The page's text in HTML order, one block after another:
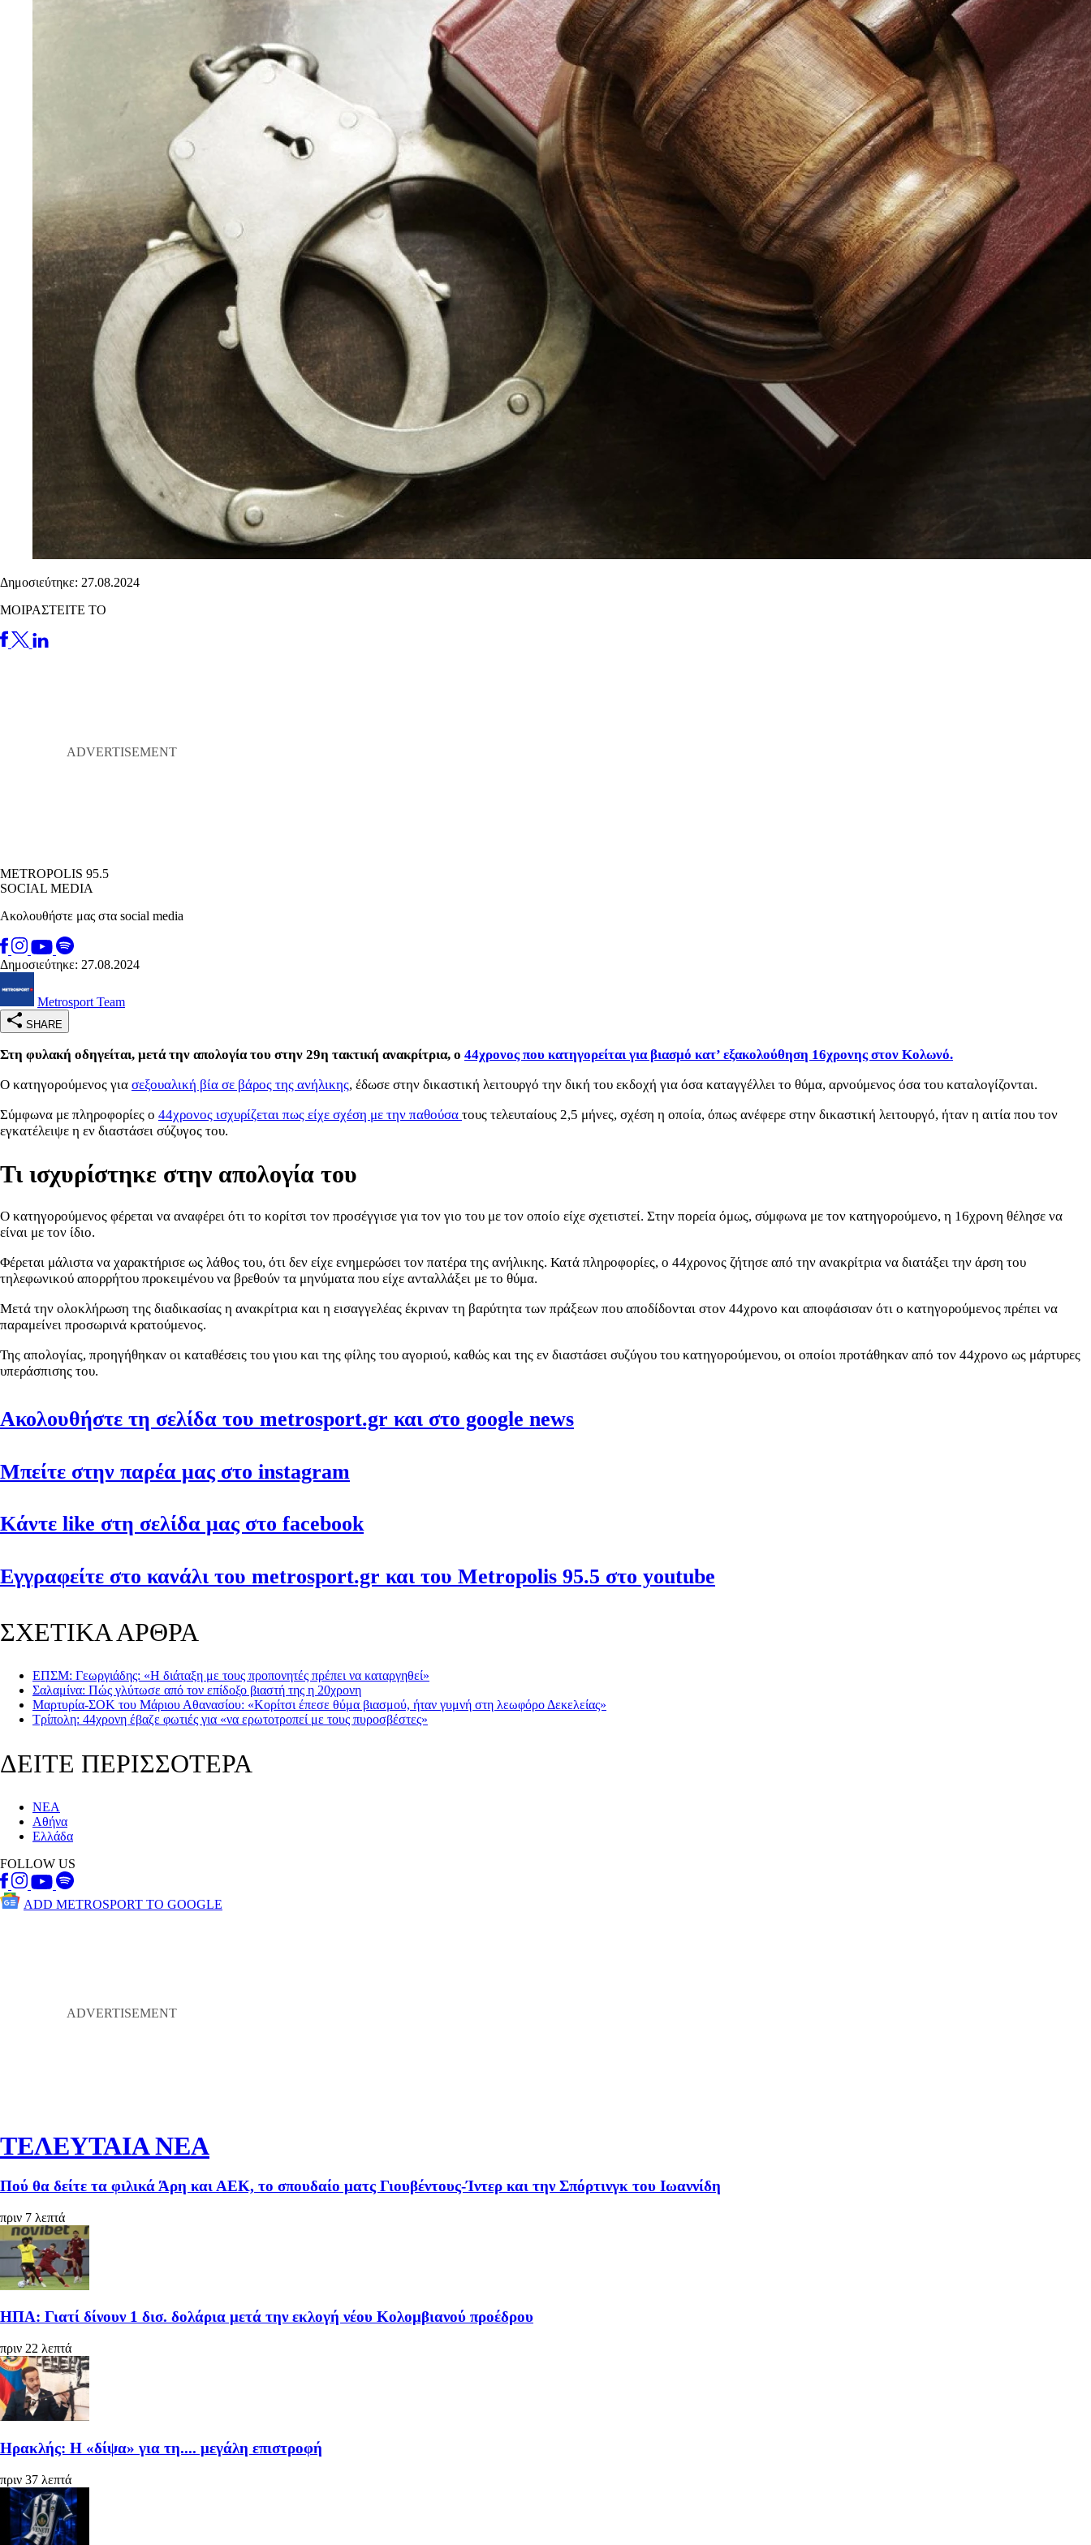
Δημοσιεύτηκε: 27.08.2024
ΜΟΙΡΑΣΤΕΙΤΕ ΤΟ
METROPOLIS 95.5
SOCIAL MEDIA
Ακολουθήστε μας στα social media
Δημοσιεύτηκε: 27.08.2024
Metrosport Team
SHARE
Στη φυλακή οδηγείται, μετά την απολογία του στην 29η τακτική ανακρίτρια, ο 44χρονος που κατηγορείται για βιασμό κατ’ εξακολούθηση 16χρονης στον Κολωνό.
Ο κατηγορούμενος για σεξουαλική βία σε βάρος της ανήλικης, έδωσε στην δικαστική λειτουργό την δική του εκδοχή για όσα καταγγέλλει το θύμα, αρνούμενος όσα του καταλογίζονται.
Σύμφωνα με πληροφορίες ο 44χρονος ισχυρίζεται πως είχε σχέση με την παθούσα τους τελευταίους 2,5 μήνες, σχέση η οποία, όπως ανέφερε στην δικαστική λειτουργό, ήταν η αιτία που τον
εγκατέλειψε η εν διαστάσει σύζυγος του.
Τι ισχυρίστηκε στην απολογία του
Ο κατηγορούμενος φέρεται να αναφέρει ότι το κορίτσι τον προσέγγισε για τον γιο του με τον οποίο είχε σχετιστεί. Στην πορεία όμως, σύμφωνα με τον κατηγορούμενο, η 16χρονη θέλησε να
είναι με τον ίδιο.
Φέρεται μάλιστα να χαρακτήρισε ως λάθος του, ότι δεν είχε ενημερώσει τον πατέρα της ανήλικης. Κατά πληροφορίες, ο 44χρονος ζήτησε από την ανακρίτρια να διατάξει την άρση του
τηλεφωνικού απορρήτου προκειμένου να βρεθούν τα μηνύματα που είχε ανταλλάξει με το θύμα.
Μετά την ολοκλήρωση της διαδικασίας η ανακρίτρια και η εισαγγελέας έκριναν τη βαρύτητα των πράξεων που αποδίδονται στον 44χρονο και αποφάσισαν ότι ο κατηγορούμενος πρέπει να
παραμείνει προσωρινά κρατούμενος.
Της απολογίας, προηγήθηκαν οι καταθέσεις του γιου και της φίλης του αγοριού, καθώς και της εν διαστάσει συζύγου του κατηγορούμενου, οι οποίοι προτάθηκαν από τον 44χρονο ως μάρτυρες
υπεράσπισης του.
Ακολουθήστε τη σελίδα του metrosport.gr και στο google news
Μπείτε στην παρέα μας στο instagram
Κάντε like στη σελίδα μας στο facebook
Εγγραφείτε στο κανάλι του metrosport.gr και του Metropolis 95.5 στο youtube
ΣΧΕΤΙΚΑ ΑΡΘΡΑ
ΕΠΣΜ: Γεωργιάδης: «Η διάταξη με τους προπονητές πρέπει να καταργηθεί»
Σαλαμίνα: Πώς γλύτωσε από τον επίδοξο βιαστή της η 20χρονη
Μαρτυρία-ΣΟΚ του Μάριου Αθανασίου: «Κορίτσι έπεσε θύμα βιασμού, ήταν γυμνή στη λεωφόρο Δεκελείας»
Τρίπολη: 44χρονη έβαζε φωτιές για «να ερωτοτροπεί με τους πυροσβέστες»
ΔΕΙΤΕ ΠΕΡΙΣΣΟΤΕΡΑ
ΝΕΑ
Αθήνα
Ελλάδα
FOLLOW US
ADD METROSPORT TO GOOGLE
ΤΕΛΕΥΤΑΙΑ ΝΕΑ
Πού θα δείτε τα φιλικά Άρη και ΑΕΚ, το σπουδαίο ματς Γιουβέντους-Ίντερ και την Σπόρτινγκ του Ιωαννίδη
πριν 7 λεπτά
ΗΠΑ: Γιατί δίνουν 1 δισ. δολάρια μετά την εκλογή νέου Κολομβιανού προέδρου
πριν 22 λεπτά
Ηρακλής: Η «δίψα» για τη.... μεγάλη επιστροφή
πριν 37 λεπτά